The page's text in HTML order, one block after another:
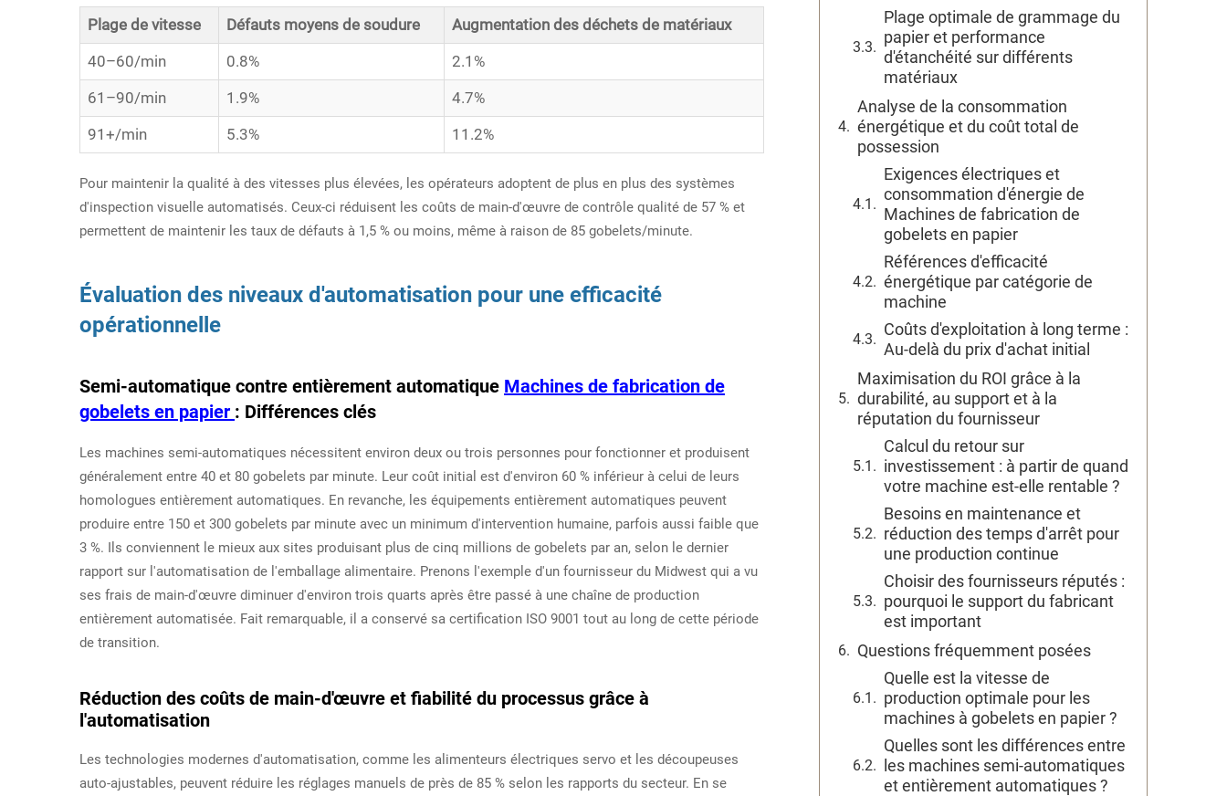
Plage de vitesse Défauts moyens de soudure
Augmentation des déchets de matériaux
40–60/min
0.8%
2.1%
61–90/min
1.9%
4.7%
91+/min
5.3% 11.2%
Pour maintenir la qualité à des vitesses plus élevées, les opérateurs adoptent de plus en plus des systèmes
d'inspection visuelle automatisés. Ceux-ci réduisent les coûts de main-d'œuvre de contrôle qualité de 57 % et
permettent de maintenir les taux de défauts à 1,5 % ou moins, même à raison de 85 gobelets/minute.
Évaluation des niveaux d'automatisation pour une efficacité
opérationnelle
Semi-automatique contre entièrement automatique Machines de fabrication de
gobelets en papier : Différences clés
Les machines semi-automatiques nécessitent environ deux ou trois personnes pour fonctionner et produisent
généralement entre 40 et 80 gobelets par minute. Leur coût initial est d'environ 60 % inférieur à celui de leurs
homologues entièrement automatiques. En revanche, les équipements entièrement automatiques peuvent
produire entre 150 et 300 gobelets par minute avec un minimum d'intervention humaine, parfois aussi faible que
3 %. Ils conviennent le mieux aux sites produisant plus de cinq millions de gobelets par an, selon le dernier
rapport sur l'automatisation de l'emballage alimentaire. Prenons l'exemple d'un fournisseur du Midwest qui a vu
ses frais de main-d'œuvre diminuer d'environ trois quarts après être passé à une chaîne de production
entièrement automatisée. Fait remarquable, il a conservé sa certification ISO 9001 tout au long de cette période
de transition.
Réduction des coûts de main-d'œuvre et fiabilité du processus grâce à
l'automatisation
Les technologies modernes d'automatisation, comme les alimenteurs électriques servo et les découpeuses
auto-ajustables, peuvent réduire les réglages manuels de près de 85 % selon les rapports du secteur. En se
Plage optimale de grammage du
papier et performance
d'étanchéité sur différents
matériaux
Analyse de la consommation
énergétique et du coût total de
possession
Exigences électriques et
consommation d'énergie de
Machines de fabrication de
gobelets en papier
Références d'efficacité
énergétique par catégorie de
machine
Coûts d'exploitation à long terme :
Au-delà du prix d'achat initial
Maximisation du ROI grâce à la
durabilité, au support et à la
réputation du fournisseur
Calcul du retour sur
investissement : à partir de quand
votre machine est-elle rentable ?
Besoins en maintenance et
réduction des temps d'arrêt pour
une production continue
Choisir des fournisseurs réputés :
pourquoi le support du fabricant
est important
Questions fréquemment posées
Quelle est la vitesse de
production optimale pour les
machines à gobelets en papier ?
Quelles sont les différences entre
les machines semi-automatiques
et entièrement automatiques ?